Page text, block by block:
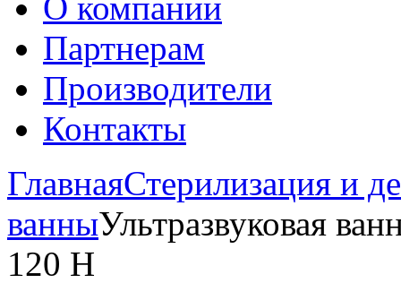
Партнерам
Производители
Контакты
ГлавнаяСтерилизация и
ванныУльтразвуковая
120 H